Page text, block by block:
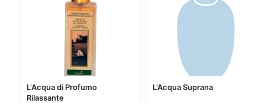
L'Acqua di Profumo
Rilassante
L'Acqua Suprana